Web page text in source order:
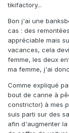
tikifactory...
Bon j'ai une
cas : des
appréciable mais
vacances, cela
femme, les deux
ma femme, j'ai
Comme expliqué
bout de canne à
constrictor) à mes
suis parti sur des
afin d'augmenter